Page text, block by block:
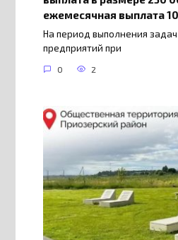
ежемесячная выплата
На период выполнения
предприятий при
0 2